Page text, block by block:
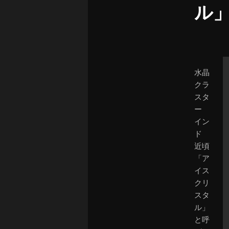
ル
水晶
クラ
スタ
ー
イン
ド
近頃
「ア
イス
クリ
スタ
ル」
と呼